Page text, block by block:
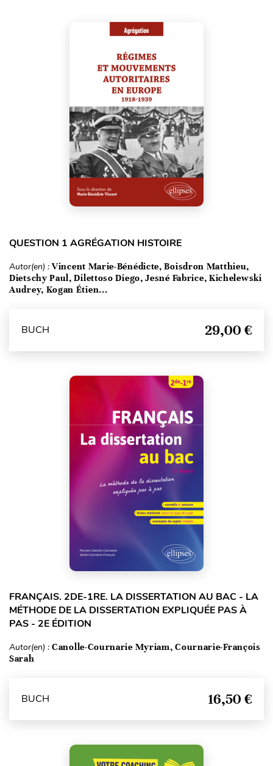
QUESTION 1 AGRÉGATION HISTOIRE
Autor(en) : Vincent Marie-Bénédicte, Boisdron Matthieu,
Dietschy Paul, Dilettoso Diego, Jesné Fabrice, Kichelewski
Audrey, Kogan Étien...
BUCH 29,00 €
FRANÇAIS. 2DE-1RE. LA DISSERTATION AU BAC - LA
MÉTHODE DE LA DISSERTATION EXPLIQUÉE PAS À
PAS - 2E ÉDITION
Autor(en) : Canolle-Cournarie Myriam, Cournarie-François
Sarah
BUCH 16,50 €